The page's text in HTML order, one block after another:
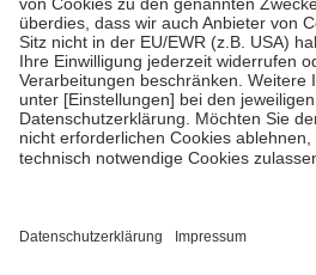
• Kindern und Jugendlichen bis zum
mit Ausnahme der Fahrkosten
• Untersuchungen zur Vorsorge und
GKV getragen werden
• empfohlenen Schutzimpfungen
• Harn- und Blutteststreifen
getroffen, um sicherzustellen, dass es